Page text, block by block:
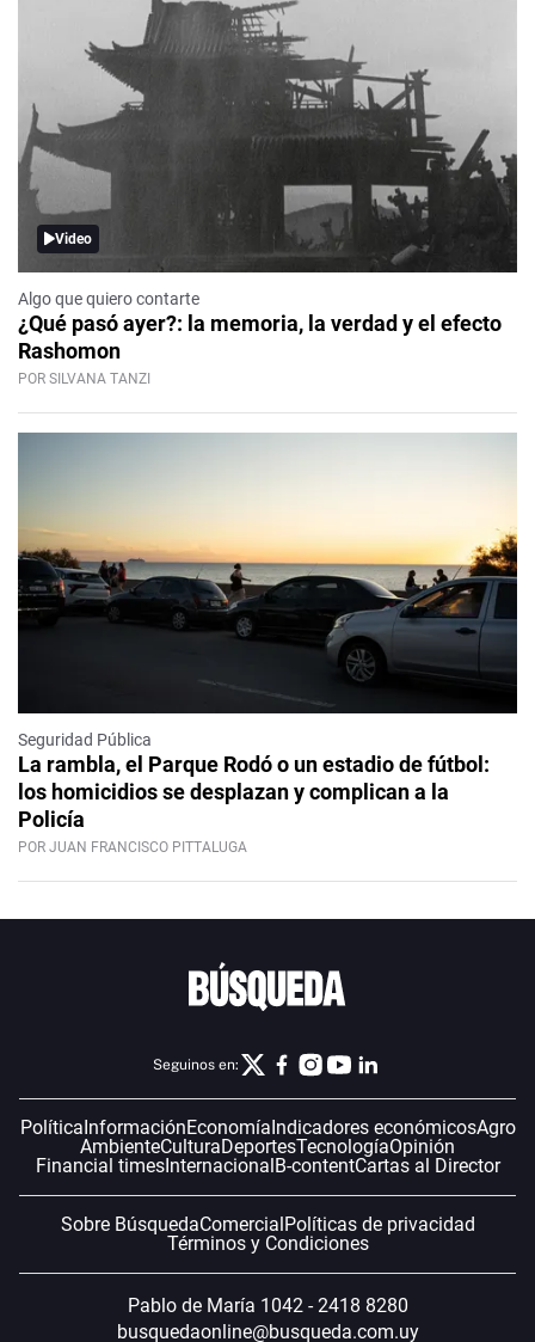
Video
Algo que quiero contarte
¿Qué pasó ayer?: la memoria, la verdad y el efecto
Rashomon
POR SILVANA TANZI
Seguridad Pública
La rambla, el Parque Rodó o un estadio de fútbol:
los homicidios se desplazan y complican a la
Policía
POR JUAN FRANCISCO PITTALUGA
Seguinos en:
PolíticaInformaciónEconomíaIndicadores económicosAgro
AmbienteCulturaDeportesTecnologíaOpinión
Financial timesInternacionalB-contentCartas al Director
Sobre BúsquedaComercialPolíticas de privacidad
Términos y Condiciones
Pablo de María 1042 - 2418 8280
busquedaonline@busqueda.com.uy